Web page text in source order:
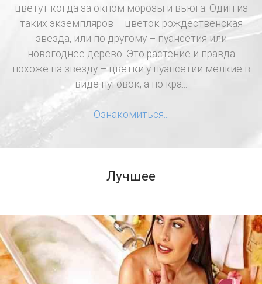
цветут когда за окном морозы и вьюга. Один из
таких экземпляров – цветок рождественская
звезда, или по другому – пуансетия или
новогоднее дерево. Это растение и правда
похоже на звезду – цветки у пуансетии мелкие в
виде пуговок, а по кра...
Ознакомиться...
Лучшее